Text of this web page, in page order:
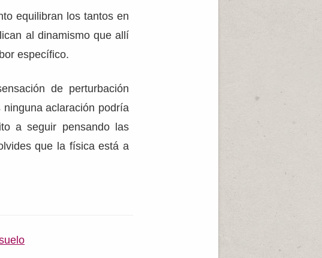
equilibran los tantos en
al dinamismo que allí
específico.
de perturbación
aclaración podría
a seguir pensando las
que la física está a